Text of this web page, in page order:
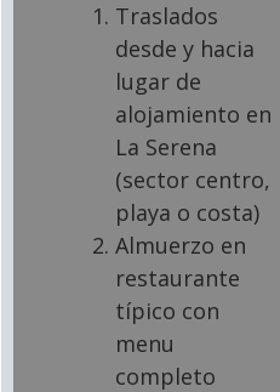
Traslados
desde y hacia
lugar de
alojamiento en
La Serena
(sector centro,
playa o costa)
Almuerzo en
restaurante
típico con
menu
completo